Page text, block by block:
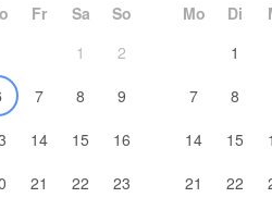
Fr Sa
So
1
2
7 8
9
14 15
16
21 22
23
Mo Di
1
7
8
14
15
21
22